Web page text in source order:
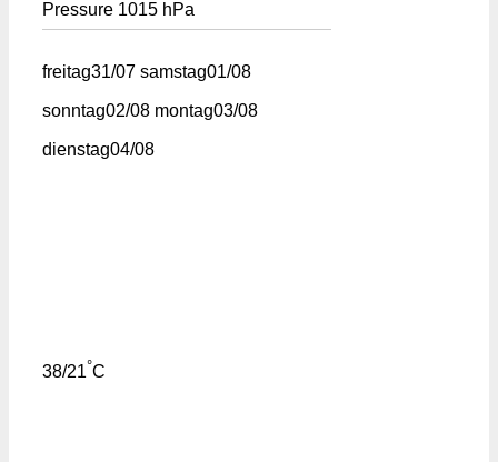
Pressure 1015 hPa
freitag31/07 samstag01/08
sonntag02/08 montag03/08
dienstag04/08
38/21°C